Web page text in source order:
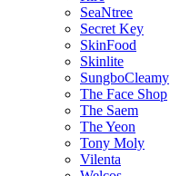
SeaNtree
Secret Key
SkinFood
Skinlite
SungboCleamy
The Face Shop
The Saem
The Yeon
Tony Moly
Vilenta